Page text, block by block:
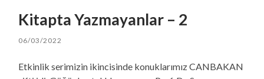
Kitapta Yazmayanlar – 2
06/03/2022
Etkinlik serimizin ikincisinde konuklarımız CANBAKAN